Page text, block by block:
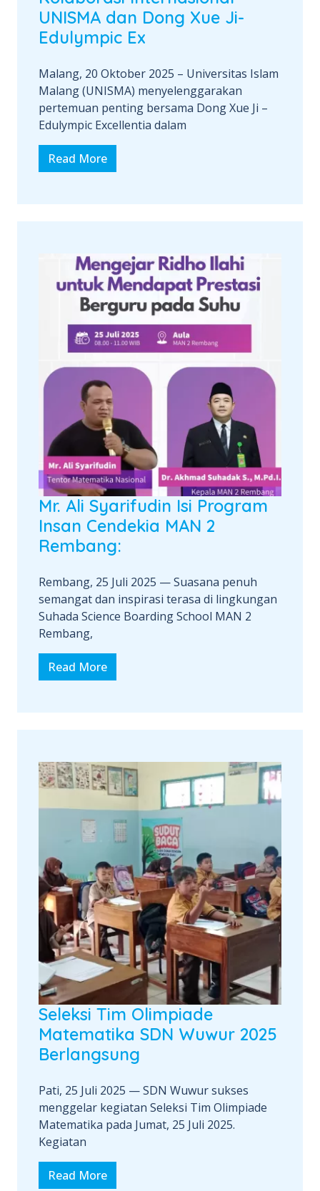
UNISMA dan Dong Xue Ji-
Edulympic Ex
Malang, 20 Oktober 2025 – Universitas Islam
Malang (UNISMA) menyelenggarakan
pertemuan penting bersama Dong Xue Ji –
Edulympic Excellentia dalam
Read More
Mr. Ali Syarifudin Isi Program
Insan Cendekia MAN 2
Rembang:
Rembang, 25 Juli 2025 — Suasana penuh
semangat dan inspirasi terasa di lingkungan
Suhada Science Boarding School MAN 2
Rembang,
Read More
Seleksi Tim Olimpiade
Matematika SDN Wuwur 2025
Berlangsung
Pati, 25 Juli 2025 — SDN Wuwur sukses
menggelar kegiatan Seleksi Tim Olimpiade
Matematika pada Jumat, 25 Juli 2025.
Kegiatan
Read More